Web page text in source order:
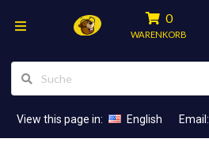
0
WARENKORB
View this page in: English Email: